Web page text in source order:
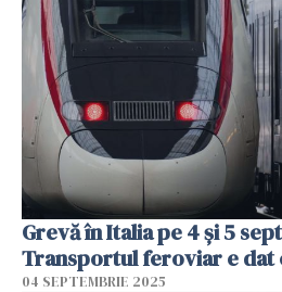
Grevă în Italia pe 4 și 5
Transportul feroviar e dat
04 SEPTEMBRIE 2025